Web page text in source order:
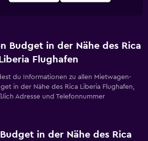
Budget in der Nähe des Rica
Liberia Flughafen
du Informationen zu allen Mietwagen-
in der Nähe des Rica Liberia Flughafen,
Adresse und Telefonnummer
in der Nähe des Rica